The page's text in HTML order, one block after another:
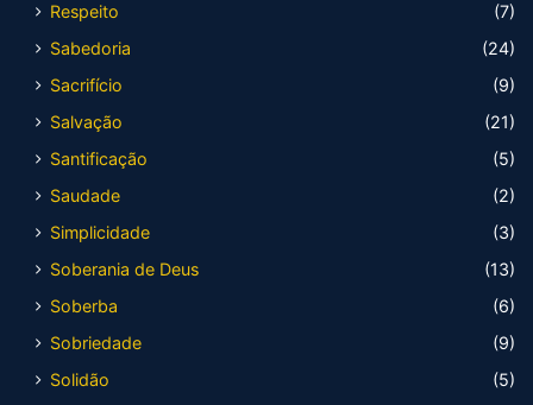
Respeito
(7)
Sabedoria
(24)
Sacrifício
(9)
Salvação
(21)
Santificação
(5)
Saudade
(2)
Simplicidade
(3)
Soberania de Deus
(13)
Soberba
(6)
Sobriedade
(9)
Solidão
(5)